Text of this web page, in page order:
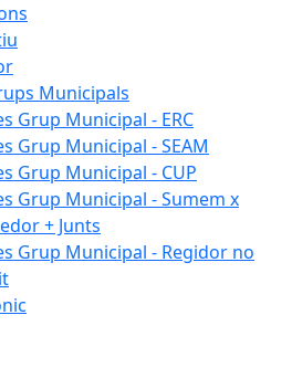
Municipals
Grup Municipal - ERC
Grup Municipal - SEAM
Grup Municipal - CUP
Grup Municipal - Sumem x
+ Junts
Grup Municipal - Regidor no